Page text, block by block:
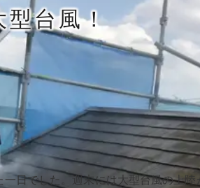
型台風！
日でした。週末には大型台風の上